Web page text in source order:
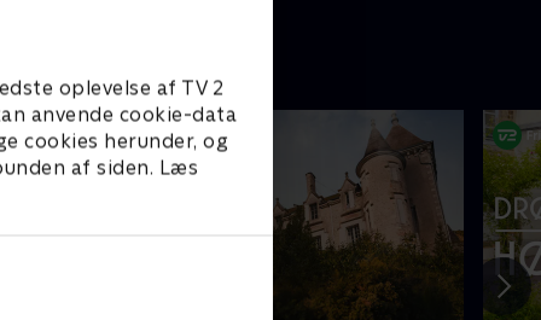
oplevelse af TV 2
anvende cookie-data
cookies herunder, og
af siden. Læs